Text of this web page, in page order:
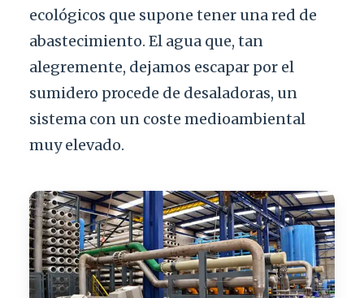
ecológicos que supone tener una red de
abastecimiento. El agua que, tan
alegremente, dejamos escapar por el
sumidero procede de desaladoras, un
sistema con un coste medioambiental
muy elevado.